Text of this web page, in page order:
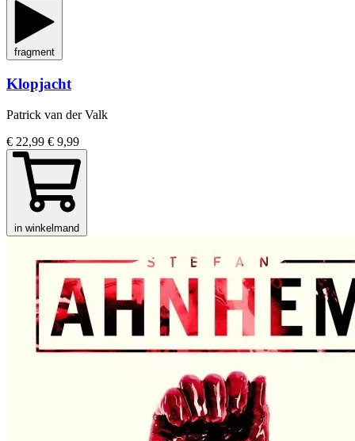
fragment
Klopjacht
Patrick van der Valk
€ 22,99 € 9,99
in winkelmand